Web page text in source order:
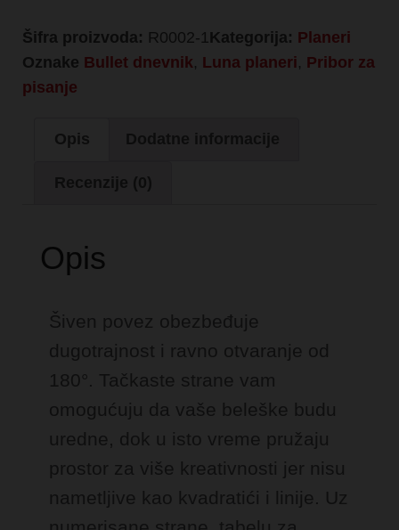
Šifra proizvoda: R0002-1Kategorija: Planeri
Oznake Bullet dnevnik, Luna planeri, Pribor za
pisanje
Opis
Opis
Šiven povez obezbeđuje
dugotrajnost i ravno otvaranje od
180°. Tačkaste strane vam
omogućuju da vaše beleške budu
uredne, dok u isto vreme pružaju
prostor za više kreativnosti jer nisu
nametljive kao kvadratići i linije. Uz